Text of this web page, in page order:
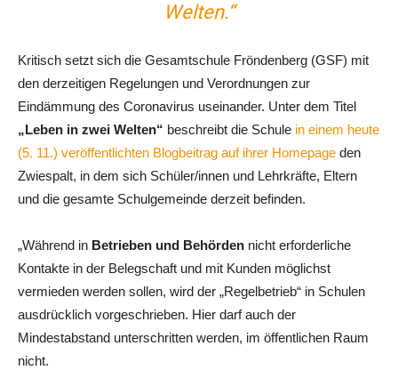
Welten.“
Kritisch setzt sich die Gesamtschule Fröndenberg (GSF) mit
den derzeitigen Regelungen und Verordnungen zur
Eindämmung des Coronavirus useinander. Unter dem Titel
„Leben in zwei Welten“ beschreibt die Schule in einem heute
(5. 11.) veröffentlichten Blogbeitrag auf ihrer Homepage den
Zwiespalt, in dem sich Schüler/innen und Lehrkräfte, Eltern
und die gesamte Schulgemeinde derzeit befinden.
„Während in Betrieben und Behörden nicht erforderliche
Kontakte in der Belegschaft und mit Kunden möglichst
vermieden werden sollen, wird der „Regelbetrieb“ in Schulen
ausdrücklich vorgeschrieben. Hier darf auch der
Mindestabstand unterschritten werden, im öffentlichen Raum
nicht.